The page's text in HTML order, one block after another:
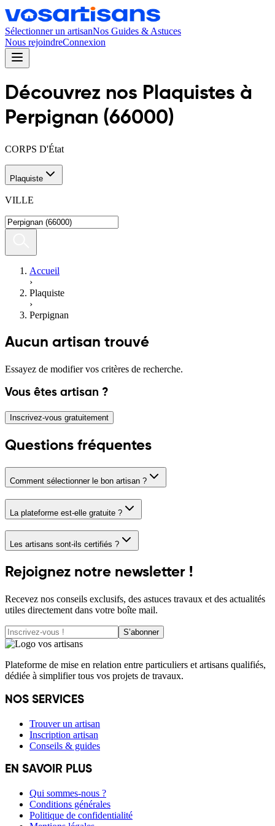
Sélectionner un artisanNos Guides & Astuces
Nous rejoindreConnexion
Découvrez nos Plaquistes à
Perpignan (66000)
CORPS D'État
Plaquiste
VILLE
Accueil
›
Plaquiste
›
Perpignan
Aucun artisan trouvé
Essayez de modifier vos critères de recherche.
Vous êtes artisan ?
Inscrivez-vous gratuitement
Questions fréquentes
Comment sélectionner le bon artisan ?
La plateforme est-elle gratuite ?
Les artisans sont-ils certifiés ?
Rejoignez notre newsletter !
Recevez nos conseils exclusifs, des astuces travaux et des actualités
utiles directement dans votre boîte mail.
S’abonner
Plateforme de mise en relation entre particuliers et artisans qualifiés,
dédiée à simplifier tous vos projets de travaux.
NOS SERVICES
Trouver un artisan
Inscription artisan
Conseils & guides
EN SAVOIR PLUS
Qui sommes-nous ?
Conditions générales
Politique de confidentialité